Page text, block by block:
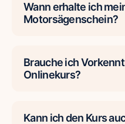
Wann erhalte ich
Motorsägenschein?
Brauche ich
Onlinekurs?
Kann ich den Kurs